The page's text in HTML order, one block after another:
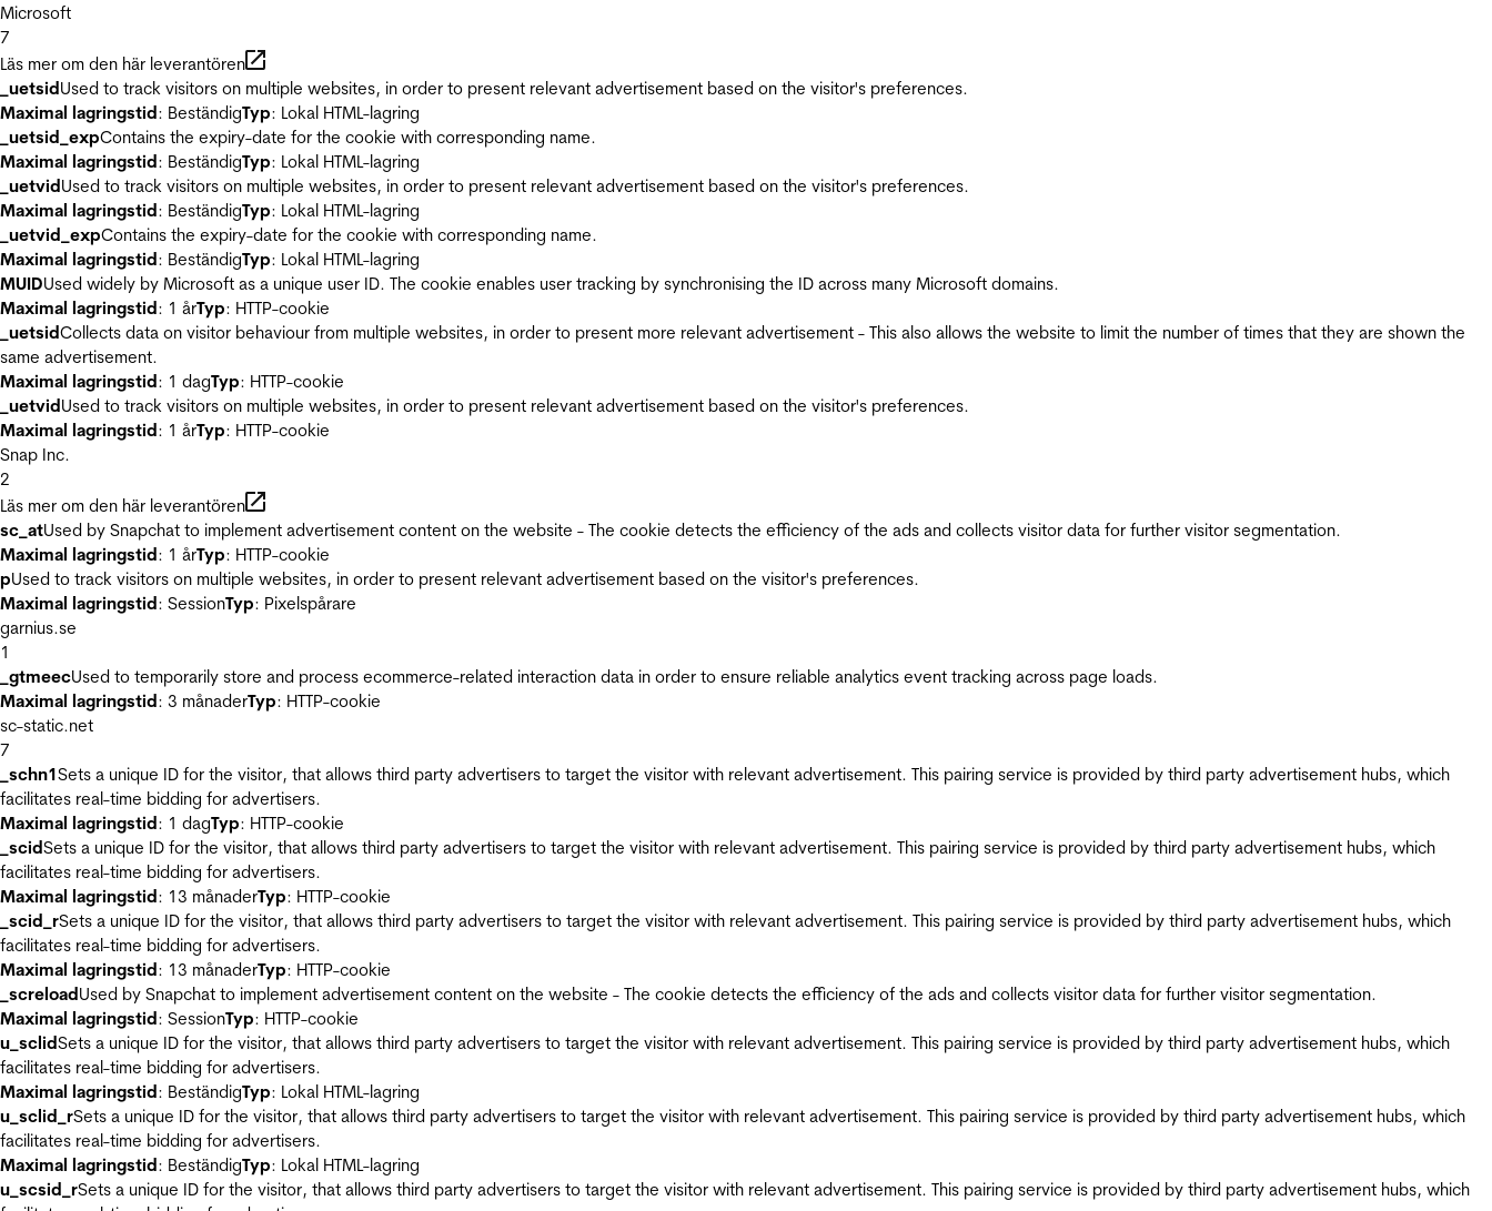
Microsoft
7
Läs mer om den här leverantören
_uetsidUsed to track visitors on multiple websites, in order to present relevant advertisement based on the visitor's preferences.
Maximal lagringstid: BeständigTyp: Lokal HTML-lagring
_uetsid_expContains the expiry-date for the cookie with corresponding name.
Maximal lagringstid: BeständigTyp: Lokal HTML-lagring
_uetvidUsed to track visitors on multiple websites, in order to present relevant advertisement based on the visitor's preferences.
Maximal lagringstid: BeständigTyp: Lokal HTML-lagring
_uetvid_expContains the expiry-date for the cookie with corresponding name.
Maximal lagringstid: BeständigTyp: Lokal HTML-lagring
MUIDUsed widely by Microsoft as a unique user ID. The cookie enables user tracking by synchronising the ID across many Microsoft domains.
Maximal lagringstid: 1 årTyp: HTTP-cookie
_uetsidCollects data on visitor behaviour from multiple websites, in order to present more relevant advertisement - This also allows the website to limit the number of times that they are shown the
same advertisement.
Maximal lagringstid: 1 dagTyp: HTTP-cookie
_uetvidUsed to track visitors on multiple websites, in order to present relevant advertisement based on the visitor's preferences.
Maximal lagringstid: 1 årTyp: HTTP-cookie
Snap Inc.
2
Läs mer om den här leverantören
sc_atUsed by Snapchat to implement advertisement content on the website - The cookie detects the efficiency of the ads and collects visitor data for further visitor segmentation.
Maximal lagringstid: 1 årTyp: HTTP-cookie
pUsed to track visitors on multiple websites, in order to present relevant advertisement based on the visitor's preferences.
Maximal lagringstid: SessionTyp: Pixelspårare
garnius.se
1
_gtmeecUsed to temporarily store and process ecommerce-related interaction data in order to ensure reliable analytics event tracking across page loads.
Maximal lagringstid: 3 månaderTyp: HTTP-cookie
sc-static.net
7
_schn1Sets a unique ID for the visitor, that allows third party advertisers to target the visitor with relevant advertisement. This pairing service is provided by third party advertisement hubs, which
facilitates real-time bidding for advertisers.
Maximal lagringstid: 1 dagTyp: HTTP-cookie
_scidSets a unique ID for the visitor, that allows third party advertisers to target the visitor with relevant advertisement. This pairing service is provided by third party advertisement hubs, which
facilitates real-time bidding for advertisers.
Maximal lagringstid: 13 månaderTyp: HTTP-cookie
_scid_rSets a unique ID for the visitor, that allows third party advertisers to target the visitor with relevant advertisement. This pairing service is provided by third party advertisement hubs, which
facilitates real-time bidding for advertisers.
Maximal lagringstid: 13 månaderTyp: HTTP-cookie
_screloadUsed by Snapchat to implement advertisement content on the website - The cookie detects the efficiency of the ads and collects visitor data for further visitor segmentation.
Maximal lagringstid: SessionTyp: HTTP-cookie
u_sclidSets a unique ID for the visitor, that allows third party advertisers to target the visitor with relevant advertisement. This pairing service is provided by third party advertisement hubs, which
facilitates real-time bidding for advertisers.
Maximal lagringstid: BeständigTyp: Lokal HTML-lagring
u_sclid_rSets a unique ID for the visitor, that allows third party advertisers to target the visitor with relevant advertisement. This pairing service is provided by third party advertisement hubs, which
facilitates real-time bidding for advertisers.
Maximal lagringstid: BeständigTyp: Lokal HTML-lagring
u_scsid_rSets a unique ID for the visitor, that allows third party advertisers to target the visitor with relevant advertisement. This pairing service is provided by third party advertisement hubs, which